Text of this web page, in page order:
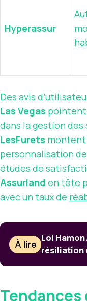
Hyperassur
Des avis
Las Vegas
dans la gestion
LesFurets montent
personnalisation
études de
Assurland en tête
avec un taux de
À lire
Loi
résiliation
Tendances